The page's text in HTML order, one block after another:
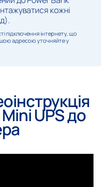
кожні
підключення інтернету, що
адресою уточняйте у
UPS до